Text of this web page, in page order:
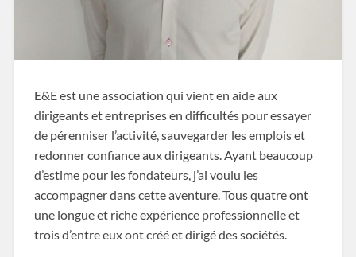
E&E est une association qui vient en aide aux
dirigeants et entreprises en difficultés pour essayer
de pérenniser l’activité, sauvegarder les emplois et
redonner confiance aux dirigeants. Ayant beaucoup
d’estime pour les fondateurs, j’ai voulu les
accompagner dans cette aventure. Tous quatre ont
une longue et riche expérience professionnelle et
trois d’entre eux ont créé et dirigé des sociétés.